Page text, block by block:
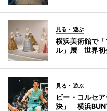
見る・遊ぶ
横浜美術館で
ル」展 世界初
見る・遊ぶ
ビー・コルセ
決」 横浜